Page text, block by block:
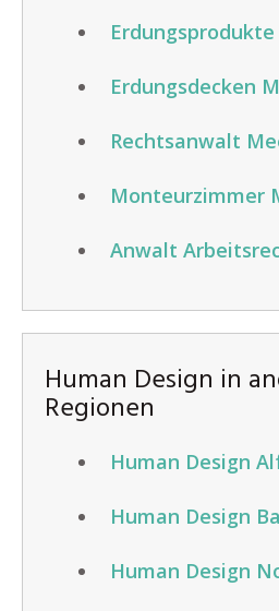
Erdungsdecken
Rechtsanwalt
Monteurzimmer
Anwalt
Human Design in
Regionen
Human Design
Human Design
Human Design